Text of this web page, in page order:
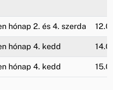
hónap 2. és 4. szerda
hónap 4. kedd
hónap 4. kedd